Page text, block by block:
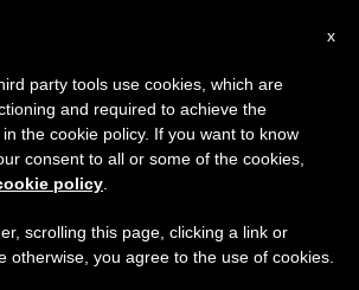
×
al 7 de agosto haremos la pausa
que en el periodo de verano
informaciones y también el
x
party tools use cookies, which are
and required to achieve the
the cookie policy. If you want to know
consent to all or some of the cookies,
policy
scrolling this page, clicking a link or
otherwise, you agree to the use of cookies.